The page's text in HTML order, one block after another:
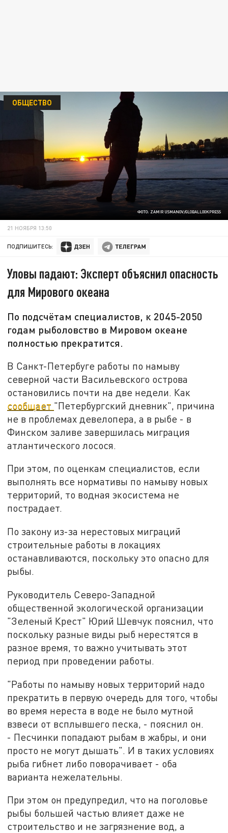
ФОТО: ZAMIR USMANOV/GLOBALLOOKPRESS
ОБЩЕСТВО
21 НОЯБРЯ 13:50
ПОДПИШИТЕСЬ:
Уловы падают: Эксперт объяснил опасность
для Мирового океана
По подсчётам специалистов, к 2045-2050
годам рыболовство в Мировом океане
полностью прекратится.
В Санкт-Петербуге работы по намыву
северной части Васильевского острова
остановились почти на две недели. Как
сообщает "Петербургский дневник", причина
не в проблемах девелопера, а в рыбе - в
Финском заливе завершилась миграция
атлантического лосося.
При этом, по оценкам специалистов, если
выполнять все нормативы по намыву новых
территорий, то водная экосистема не
пострадает.
По закону из-за нерестовых миграций
строительные работы в локациях
останавливаются, поскольку это опасно для
рыбы.
Руководитель Северо-Западной
общественной экологической организации
"Зеленый Крест" Юрий Шевчук пояснил, что
поскольку разные виды рыб нерестятся в
разное время, то важно учитывать этот
период при проведении работы.
"Работы по намыву новых территорий надо
прекратить в первую очередь для того, чтобы
во время нереста в воде не было мутной
взвеси от всплывшего песка, - пояснил он.
- Песчинки попадают рыбам в жабры, и они
просто не могут дышать". И в таких условиях
рыба гибнет либо поворачивает - оба
варианта нежелательны.
При этом он предупредил, что на поголовье
рыбы большей частью влияет даже не
строительство и не загрязнение вод, а